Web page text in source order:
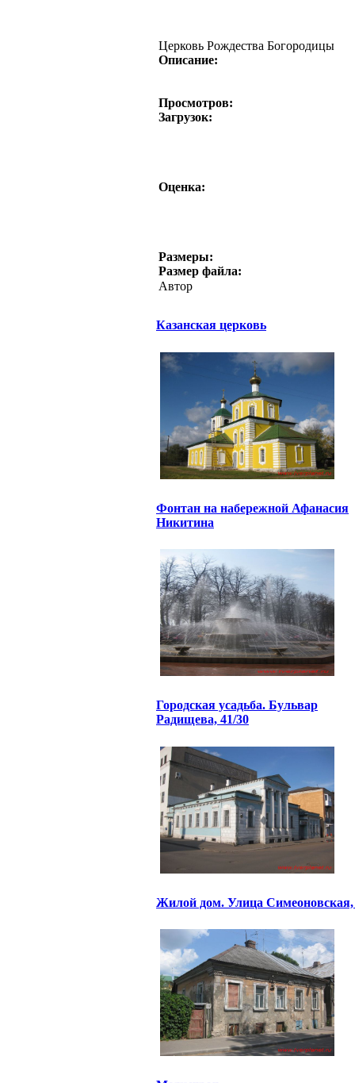
Церковь Рождества Богородицы
Описание:
Просмотров:
Загрузок:
Оценка:
Размеры:
Размер файла:
Автор
Казанская церковь
Фонтан на набережной Афанасия
Никитина
Городская усадьба. Бульвар
Радищева, 41/30
Жилой дом. Улица Симеоновская,